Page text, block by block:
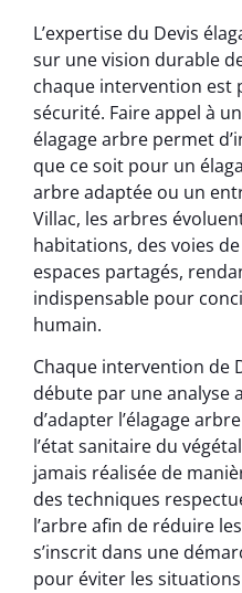
L’expertise du Devis
sur une vision durable
chaque intervention est
sécurité. Faire appel à
élagage arbre permet
que ce soit pour un
arbre adaptée ou un
Villac, les arbres
habitations, des voies
espaces partagés,
indispensable pour
humain.
Chaque intervention de
débute par une
d’adapter l’élagage
l’état sanitaire du
jamais réalisée de
des techniques
l’arbre afin de réduire
s’inscrit dans une
pour éviter les situations